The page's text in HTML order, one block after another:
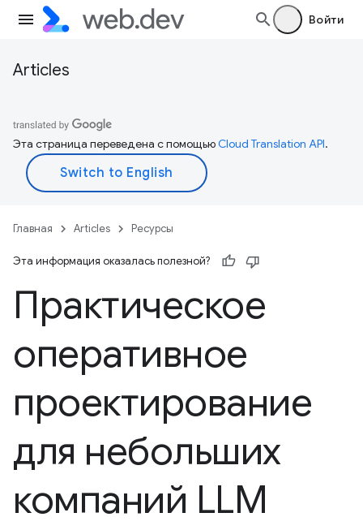
Войти
Articles
Эта страница переведена с помощьюCloud Translation API.
Главная Articles Ресурсы
Эта информация оказалась полезной?
Практическое
оперативное
проектирование
для небольших
компаний LLM